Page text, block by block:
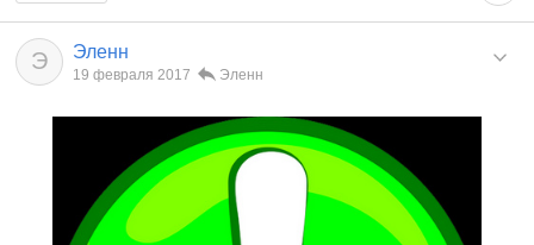
Э Эленн
19 февраля 2017 Эленн